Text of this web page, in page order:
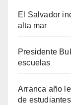
El Salvador
alta mar
Presidente
escuelas
Arranca año
de estudiantes